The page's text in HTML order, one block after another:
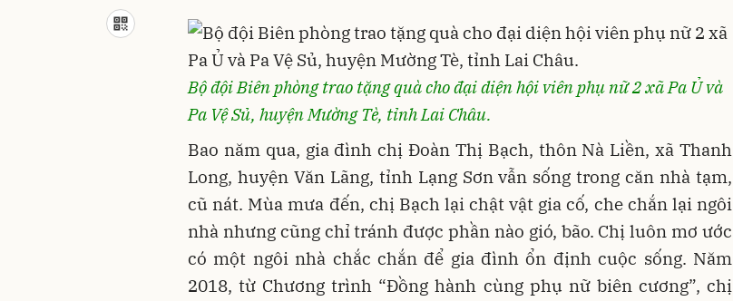
Bộ đội Biên phòng trao tặng quà cho đại diện hội viên phụ nữ 2 xã Pa Ủ và
Pa Vệ Sủ, huyện Mường Tè, tỉnh Lai Châu.
Bao năm qua, gia đình chị Đoàn Thị Bạch, thôn Nà Liền, xã Thanh
Long, huyện Văn Lãng, tỉnh Lạng Sơn vẫn sống trong căn nhà tạm,
cũ nát. Mùa mưa đến, chị Bạch lại chật vật gia cố, che chắn lại ngôi
nhà nhưng cũng chỉ tránh được phần nào gió, bão. Chị luôn mơ ước
có một ngôi nhà chắc chắn để gia đình ổn định cuộc sống. Năm
2018, từ Chương trình “Ðồng hành cùng phụ nữ biên cương”, chị